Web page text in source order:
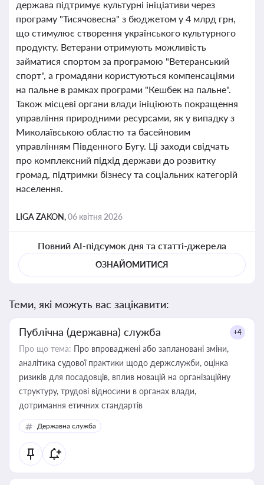
держава підтримує культурні ініціативи через
програму "Тисячовесна" з бюджетом у 4 млрд грн,
що стимулює створення українського культурного
продукту. Ветерани отримують можливість
займатися спортом за програмою "Ветеранський
спорт", а громадяни користуються компенсаціями
на пальне в рамках програми "Кешбек на пальне".
Також місцеві органи влади ініціюють покращення
управління природними ресурсами, як у випадку з
Миколаївською областю та басейновим
управлінням Південного Бугу. Ці заходи свідчать
про комплексний підхід держави до розвитку
громад, підтримки бізнесу та соціальних категорій
населення.
LIGA ZAKON,06 квітня 2026
Повний AI-підсумок дня та статті-джерела
ОЗНАЙОМИТИСЯ
Теми, які можуть вас зацікавити:
Публічна (державна) служба +4
Про що тема: Про впроваджені або заплановані зміни,
аналітика судової практики щодо держслужби, оцінка
ризиків для посадовців, вплив новацій на організаційну
структуру, трудові відносини в органах влади,
дотримання етичних стандартів
Державна служба